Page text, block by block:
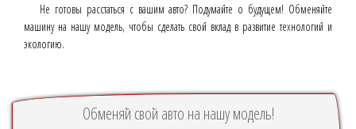
Не готовы расстаться с вашим авто? Подумайте о будущем! Обменяйте
машину на нашу модель, чтобы сделать свой вклад в развитие технологий и
экологию.
Обменяй свой авто на нашу модель!